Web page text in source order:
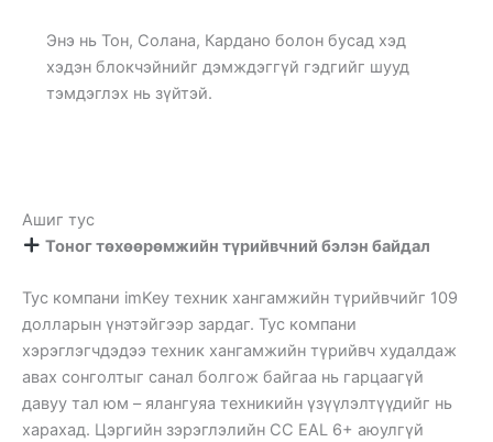
Энэ нь Тон, Солана, Кардано болон бусад хэд
хэдэн блокчэйнийг дэмждэггүй гэдгийг шууд
тэмдэглэх нь зүйтэй.
Ашиг тус
Тоног төхөөрөмжийн түрийвчний бэлэн байдал
Тус компани imKey техник хангамжийн түрийвчийг 109
долларын үнэтэйгээр зардаг. Тус компани
хэрэглэгчдэдээ техник хангамжийн түрийвч худалдаж
авах сонголтыг санал болгож байгаа нь гарцаагүй
давуу тал юм – ялангуяа техникийн үзүүлэлтүүдийг нь
харахад. Цэргийн зэрэглэлийн CC EAL 6+ аюулгүй